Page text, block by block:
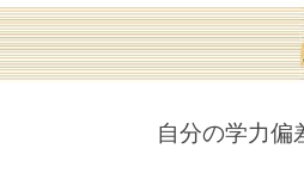
自分の学力偏